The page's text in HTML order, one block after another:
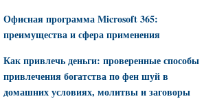
Офисная программа Microsoft 365:
преимущества и сфера применения
Как привлечь деньги: проверенные способы
привлечения богатства по фен шуй в
домашних условиях, молитвы и заговоры